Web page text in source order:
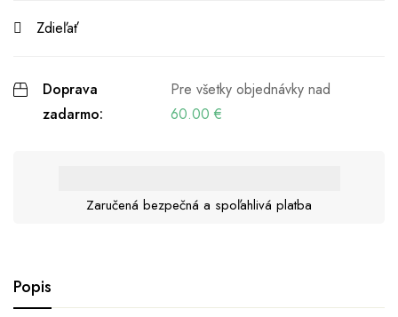
Zdieľať
Doprava
zadarmo:
Pre všetky objednávky nad
60.00 €
Zaručená bezpečná a spoľahlivá platba
Popis